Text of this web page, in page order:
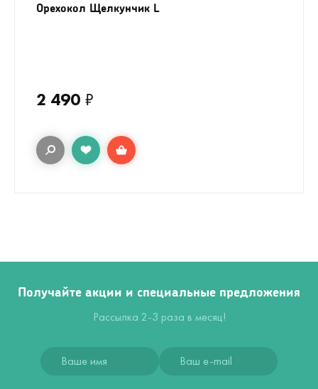
Орехокол Щелкунчик L
2 490 ₽
Получайте акции и специальные предложения
Рассылка 2-3 раза в месяц!